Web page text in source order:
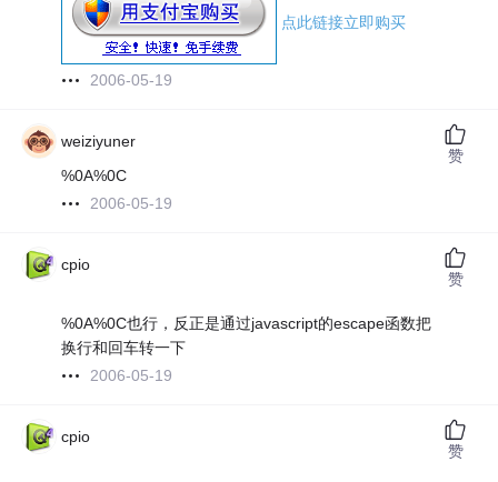
点此链接立即购买
2006-05-19
weiziyuner
%0A%0C
2006-05-19
赞
cpio
%0A%0C也行，反正是通过javascript的escape函数把
换行和回车转一下
2006-05-19
赞
cpio
赞